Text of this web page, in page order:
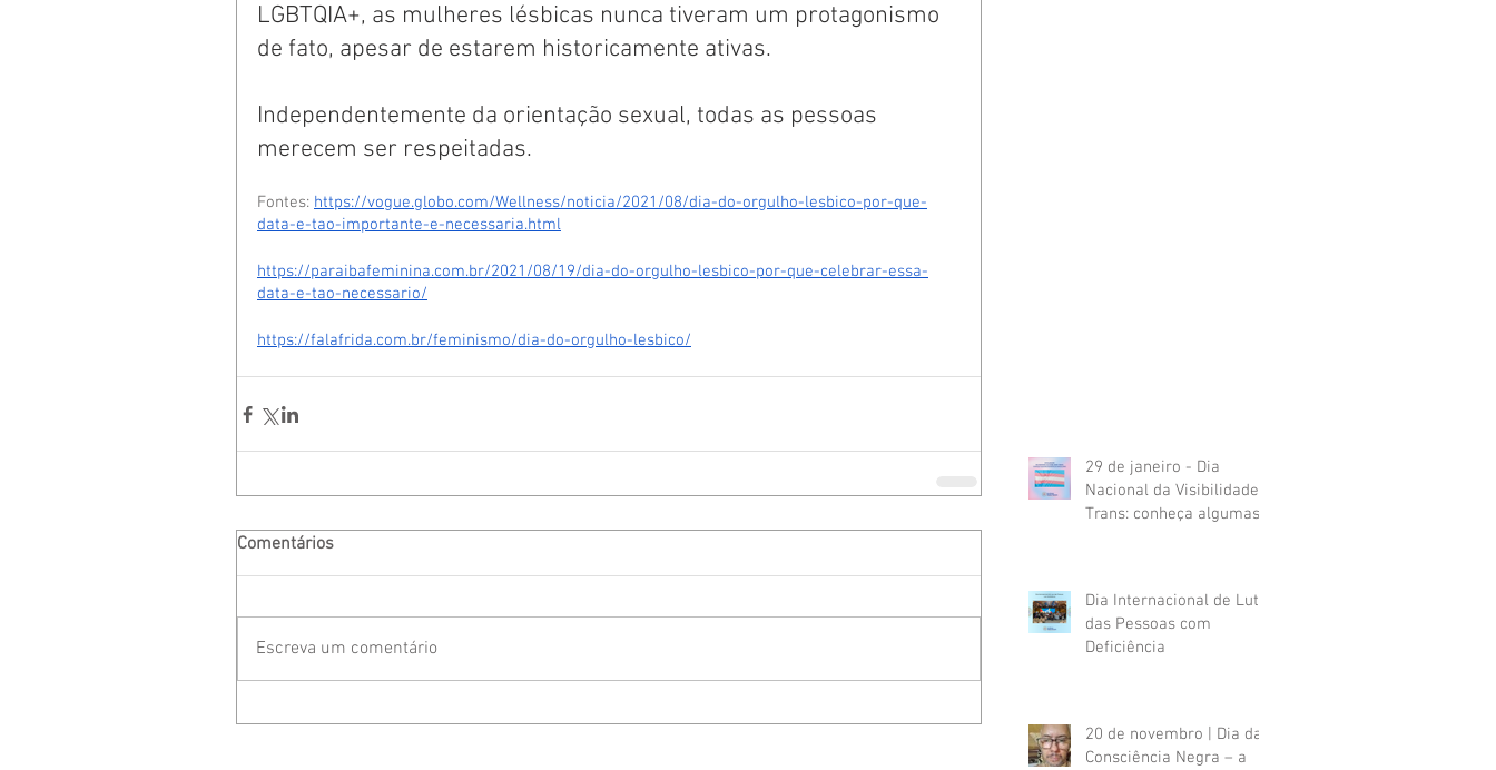
LGBTQIA+, as mulheres lésbicas nunca tiveram um protagonismo
de fato, apesar de estarem historicamente ativas.
Independentemente da orientação sexual, todas as pessoas
merecem ser respeitadas.
Fontes: https://vogue.globo.com/Wellness/noticia/2021/08/dia-do-orgulho-lesbico-por-que-
data-e-tao-importante-e-necessaria.html
https://paraibafeminina.com.br/2021/08/19/dia-do-orgulho-lesbico-por-que-celebrar-essa-
data-e-tao-necessario/
https://falafrida.com.br/feminismo/dia-do-orgulho-lesbico/
Comentários
Escreva um comentário
29 de janeiro - Dia
Nacional da Visibilidade
Trans: conheça algumas
Dia Internacional de Luta
das Pessoas com
Deficiência
20 de novembro | Dia da
Consciência Negra – a